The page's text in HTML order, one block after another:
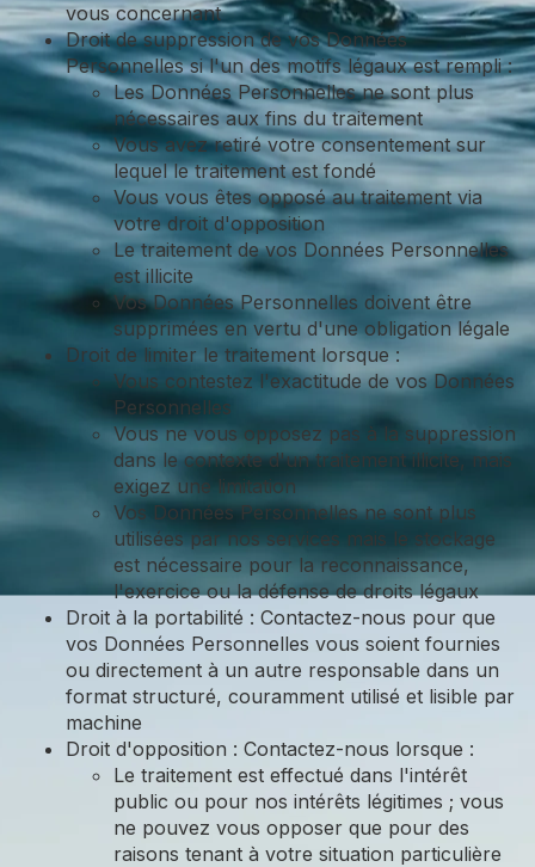
vous concernant
Droit de suppression de vos Données
Personnelles si l'un des motifs légaux est rempli :
Les Données Personnelles ne sont plus
nécessaires aux fins du traitement
Vous avez retiré votre consentement sur
lequel le traitement est fondé
Vous vous êtes opposé au traitement via
votre droit d'opposition
Le traitement de vos Données Personnelles
est illicite
Vos Données Personnelles doivent être
supprimées en vertu d'une obligation légale
Droit de limiter le traitement lorsque :
Vous contestez l'exactitude de vos Données
Personnelles
Vous ne vous opposez pas à la suppression
dans le contexte d'un traitement illicite, mais
exigez une limitation
Vos Données Personnelles ne sont plus
utilisées par nos services mais le stockage
est nécessaire pour la reconnaissance,
l'exercice ou la défense de droits légaux
Droit à la portabilité : Contactez-nous pour que
vos Données Personnelles vous soient fournies
ou directement à un autre responsable dans un
format structuré, couramment utilisé et lisible par
machine
Droit d'opposition : Contactez-nous lorsque :
Le traitement est effectué dans l'intérêt
public ou pour nos intérêts légitimes ; vous
ne pouvez vous opposer que pour des
raisons tenant à votre situation particulière